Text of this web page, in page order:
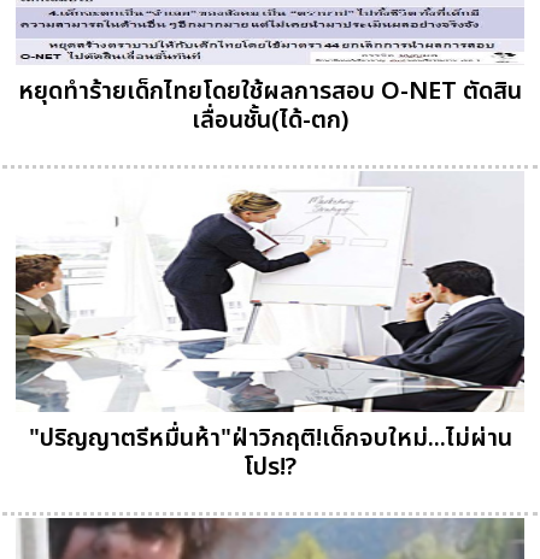
หยุดทำร้ายเด็กไทยโดยใช้ผลการสอบ O-NET ตัดสิน
เลื่อนชั้น(ได้-ตก)
"ปริญญาตรีหมื่นห้า"ฝ่าวิกฤติ!เด็กจบใหม่...ไม่ผ่าน
โปร!?